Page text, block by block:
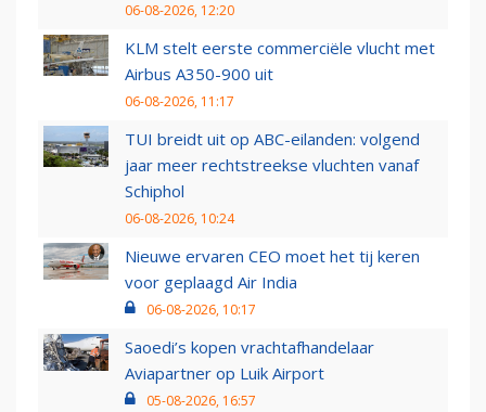
06-08-2026, 12:20
KLM stelt eerste commerciële vlucht met
Airbus A350-900 uit
06-08-2026, 11:17
TUI breidt uit op ABC-eilanden: volgend
jaar meer rechtstreekse vluchten vanaf
Schiphol
06-08-2026, 10:24
Nieuwe ervaren CEO moet het tij keren
voor geplaagd Air India
06-08-2026, 10:17
Saoedi’s kopen vrachtafhandelaar
Aviapartner op Luik Airport
05-08-2026, 16:57